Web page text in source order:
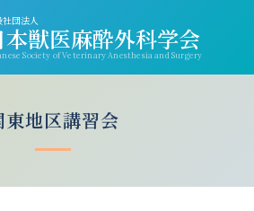
団法人
本獣医麻酔外科学会
Society of Veterinary Anesthesia and Surgery
東地区講習会